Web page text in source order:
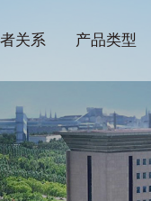
关系 产品类型